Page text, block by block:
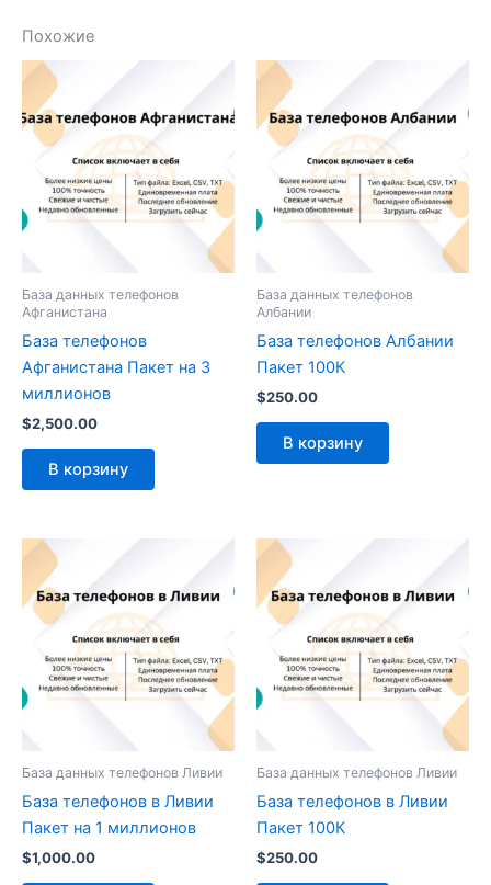
Похожие
База данных телефонов
Афганистана
База телефонов
Афганистана Пакет на 3
миллионов
$2,500.00
В корзину
База данных телефонов
Албании
База телефонов Албании
Пакет 100К
$250.00
В корзину
База данных телефонов Ливии
База телефонов в Ливии
Пакет на 1 миллионов
$1,000.00
База данных телефонов Ливии
База телефонов в Ливии
Пакет 100К
$250.00